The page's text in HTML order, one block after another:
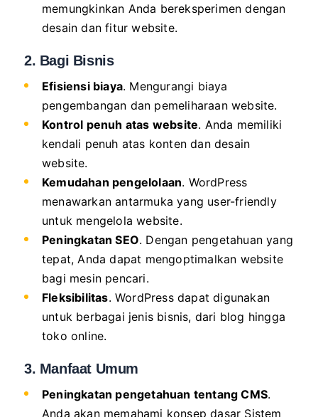
memungkinkan Anda bereksperimen dengan
desain dan fitur website.
2. Bagi Bisnis
Efisiensi biaya. Mengurangi biaya
pengembangan dan pemeliharaan website.
Kontrol penuh atas website. Anda memiliki
kendali penuh atas konten dan desain
website.
Kemudahan pengelolaan. WordPress
menawarkan antarmuka yang user-friendly
untuk mengelola website.
Peningkatan SEO. Dengan pengetahuan yang
tepat, Anda dapat mengoptimalkan website
bagi mesin pencari.
Fleksibilitas. WordPress dapat digunakan
untuk berbagai jenis bisnis, dari blog hingga
toko online.
3. Manfaat Umum
Peningkatan pengetahuan tentang CMS.
Anda akan memahami konsep dasar Sistem